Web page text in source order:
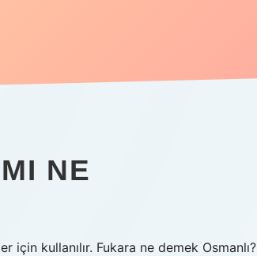
NE
kullanılır. Fukara ne demek Osmanlı?